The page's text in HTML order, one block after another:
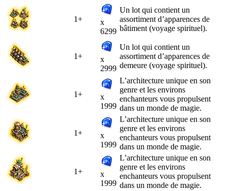
1+
x
6299
Un lot qui contient un
assortiment d’apparences de
bâtiment (voyage spirituel).
1+
x
2999
Un lot qui contient un
assortiment d’apparences de
demeure (voyage spirituel).
1+
x
1999
L’architecture unique en son
genre et les environs
enchanteurs vous propulsent
dans un monde de magie.
1+
x
1999
L’architecture unique en son
genre et les environs
enchanteurs vous propulsent
dans un monde de magie.
1+
x
1999
L’architecture unique en son
genre et les environs
enchanteurs vous propulsent
dans un monde de magie.